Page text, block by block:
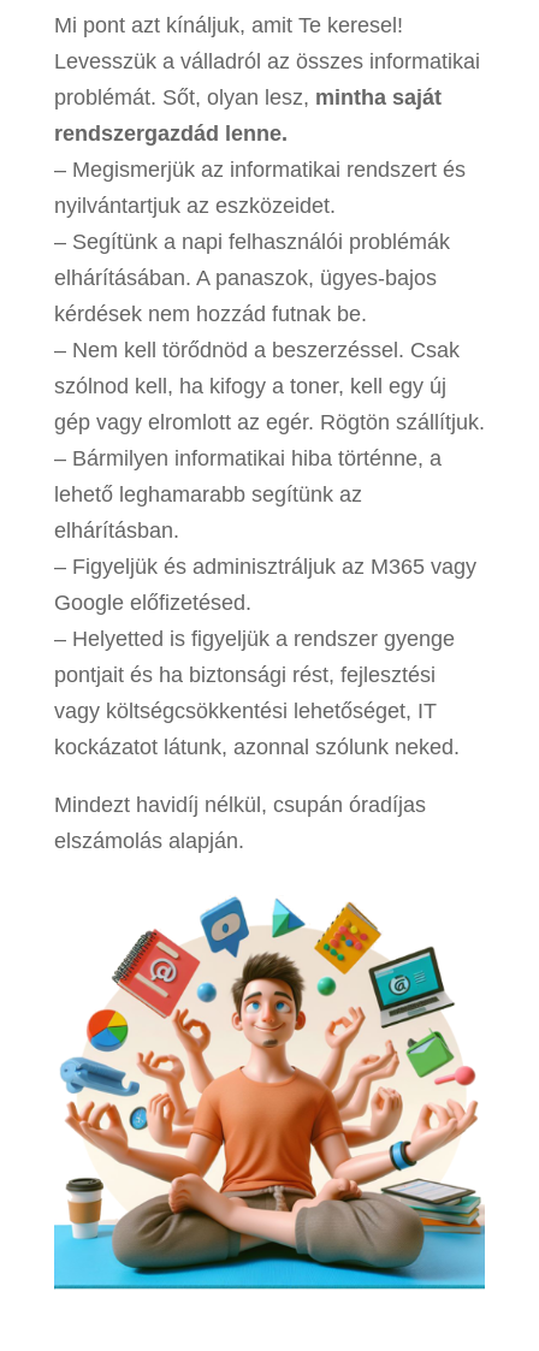
Mi pont azt kínáljuk, amit Te keresel!
Levesszük a válladról az összes informatikai
problémát. Sőt, olyan lesz, mintha saját
rendszergazdád lenne.
– Megismerjük az informatikai rendszert és
nyilvántartjuk az eszközeidet.
– Segítünk a napi felhasználói problémák
elhárításában. A panaszok, ügyes-bajos
kérdések nem hozzád futnak be.
– Nem kell törődnöd a beszerzéssel. Csak
szólnod kell, ha kifogy a toner, kell egy új
gép vagy elromlott az egér. Rögtön szállítjuk.
– Bármilyen informatikai hiba történne, a
lehető leghamarabb segítünk az
elhárításban.
– Figyeljük és adminisztráljuk az M365 vagy
Google előfizetésed.
– Helyetted is figyeljük a rendszer gyenge
pontjait és ha biztonsági rést, fejlesztési
vagy költségcsökkentési lehetőséget, IT
kockázatot látunk, azonnal szólunk neked.
Mindezt havidíj nélkül, csupán óradíjas
elszámolás alapján.